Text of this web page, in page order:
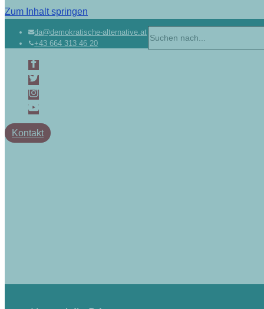
Zum Inhalt springen
da@demokratische-alternative.at
+43 664 313 46 20
Kontakt